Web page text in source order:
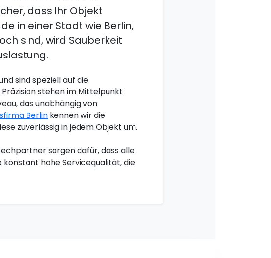
dass Ihr Objekt
in einer Stadt wie Berlin,
sind, wird Sauberkeit
sind speziell auf die
stehen im Mittelpunkt
das unabhängig von
Berlin kennen wir die
zuverlässig in jedem Objekt um.
sorgen dafür, dass alle
konstant hohe Servicequalität, die